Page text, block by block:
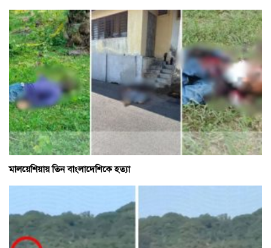
মালয়েশিয়ায় তিন বাংলাদেশিকে হত্যা